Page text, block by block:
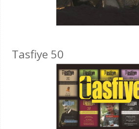
Tasfiye 50